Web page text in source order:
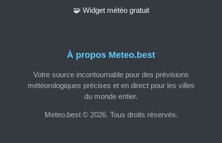
À propos Meteo.best
Votre source incontournable pour des prévisions
météorologiques précises et en direct pour les villes
du monde entier.
Meteo.best © 2026. Tous droits réservés.
🧩 Widget météo gratuit